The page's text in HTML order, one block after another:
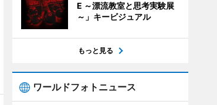
E ～漂流教室と思考実験展
～」キービジュアル
もっと見る
ワールドフォトニュース